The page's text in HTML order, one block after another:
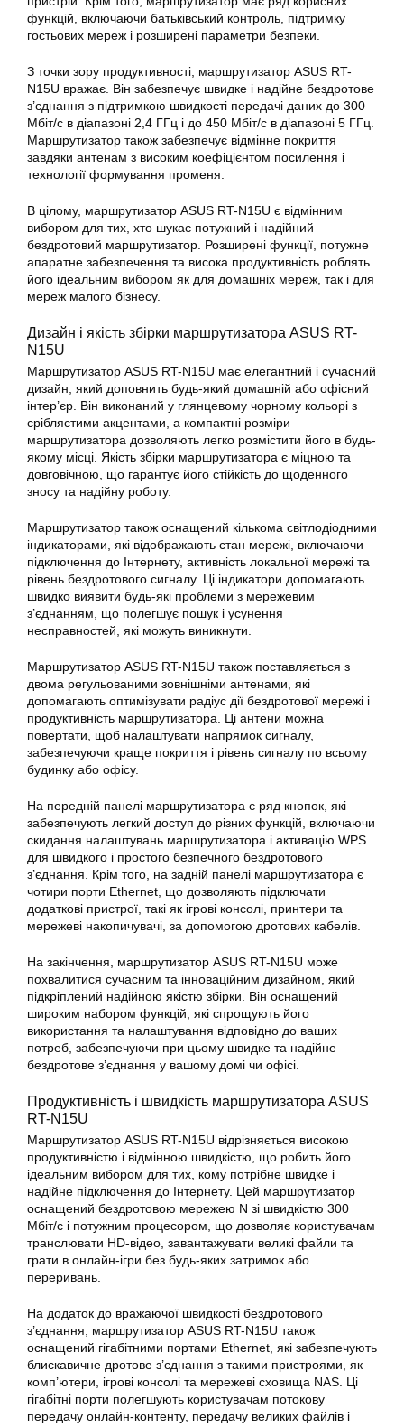
функцій, включаючи батьківський контроль, підтримку
гостьових мереж і розширені параметри безпеки.
З точки зору продуктивності, маршрутизатор ASUS RT-
N15U вражає. Він забезпечує швидке і надійне бездротове
з’єднання з підтримкою швидкості передачі даних до 300
Мбіт/с в діапазоні 2,4 ГГц і до 450 Мбіт/с в діапазоні 5 ГГц.
Маршрутизатор також забезпечує відмінне покриття
завдяки антенам з високим коефіцієнтом посилення і
технології формування променя.
В цілому, маршрутизатор ASUS RT-N15U є відмінним
вибором для тих, хто шукає потужний і надійний
бездротовий маршрутизатор. Розширені функції, потужне
апаратне забезпечення та висока продуктивність роблять
його ідеальним вибором як для домашніх мереж, так і для
мереж малого бізнесу.
Дизайн і якість збірки маршрутизатора ASUS RT-
N15U
Маршрутизатор ASUS RT-N15U має елегантний і сучасний
дизайн, який доповнить будь-який домашній або офісний
інтер’єр. Він виконаний у глянцевому чорному кольорі з
сріблястими акцентами, а компактні розміри
маршрутизатора дозволяють легко розмістити його в будь-
якому місці. Якість збірки маршрутизатора є міцною та
довговічною, що гарантує його стійкість до щоденного
зносу та надійну роботу.
Маршрутизатор також оснащений кількома світлодіодними
індикаторами, які відображають стан мережі, включаючи
підключення до Інтернету, активність локальної мережі та
рівень бездротового сигналу. Ці індикатори допомагають
швидко виявити будь-які проблеми з мережевим
з’єднанням, що полегшує пошук і усунення
несправностей, які можуть виникнути.
Маршрутизатор ASUS RT-N15U також поставляється з
двома регульованими зовнішніми антенами, які
допомагають оптимізувати радіус дії бездротової мережі і
продуктивність маршрутизатора. Ці антени можна
повертати, щоб налаштувати напрямок сигналу,
забезпечуючи краще покриття і рівень сигналу по всьому
будинку або офісу.
На передній панелі маршрутизатора є ряд кнопок, які
забезпечують легкий доступ до різних функцій, включаючи
скидання налаштувань маршрутизатора і активацію WPS
для швидкого і простого безпечного бездротового
з’єднання. Крім того, на задній панелі маршрутизатора є
чотири порти Ethernet, що дозволяють підключати
додаткові пристрої, такі як ігрові консолі, принтери та
мережеві накопичувачі, за допомогою дротових кабелів.
На закінчення, маршрутизатор ASUS RT-N15U може
похвалитися сучасним та інноваційним дизайном, який
підкріплений надійною якістю збірки. Він оснащений
широким набором функцій, які спрощують його
використання та налаштування відповідно до ваших
потреб, забезпечуючи при цьому швидке та надійне
бездротове з’єднання у вашому домі чи офісі.
Продуктивність і швидкість маршрутизатора ASUS
RT-N15U
Маршрутизатор ASUS RT-N15U відрізняється високою
продуктивністю і відмінною швидкістю, що робить його
ідеальним вибором для тих, кому потрібне швидке і
надійне підключення до Інтернету. Цей маршрутизатор
оснащений бездротовою мережею N зі швидкістю 300
Мбіт/с і потужним процесором, що дозволяє користувачам
транслювати HD-відео, завантажувати великі файли та
грати в онлайн-ігри без будь-яких затримок або
переривань.
На додаток до вражаючої швидкості бездротового
з’єднання, маршрутизатор ASUS RT-N15U також
оснащений гігабітними портами Ethernet, які забезпечують
блискавичне дротове з’єднання з такими пристроями, як
комп’ютери, ігрові консолі та мережеві сховища NAS. Ці
гігабітні порти полегшують користувачам потокову
передачу онлайн-контенту, передачу великих файлів і